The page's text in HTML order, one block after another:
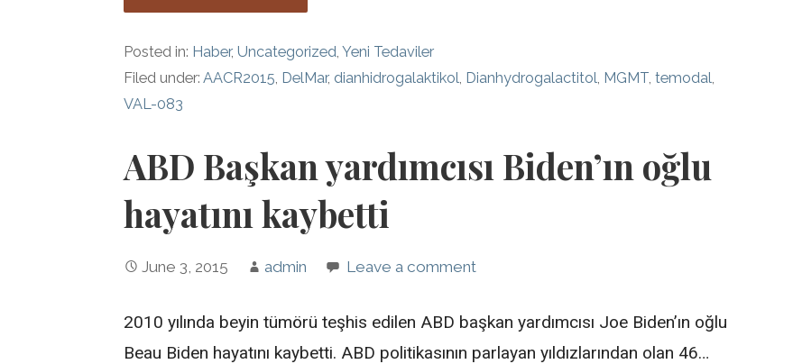
Posted in: Haber,Uncategorized ,Yeni Tedaviler
Filed under:AACR2015 DelMar, dianhidrogalaktikol Dianhydrogalactitol MGMT ,temodal
VAL-083
ABD Başkan yardımcısı Biden’ın oğlu
hayatını kaybetti
June 3, 2015 admin Leave a comment
2010 yılında beyin tümörü teşhis edilen ABD başkan yardımcısı Joe Biden’ın oğlu
Beau Biden hayatını kaybetti. ABD politikasının parlayan yıldızlarından olan 46…